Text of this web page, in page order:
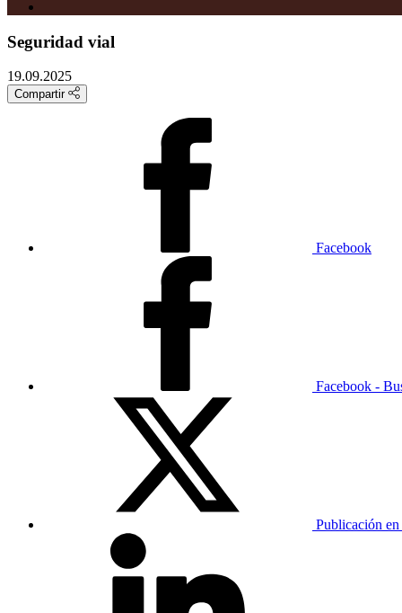
Seguridad vial
19.09.2025
Compartir
Facebook
Facebook -
Publicación